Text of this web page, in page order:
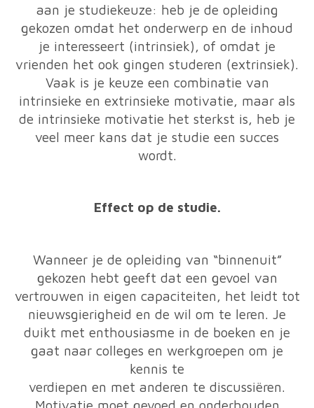
aan je studiekeuze: heb je de opleiding
gekozen omdat het onderwerp en de inhoud
je interesseert (intrinsiek), of omdat je
vrienden het ook gingen studeren (extrinsiek).
Vaak is je keuze een combinatie van
intrinsieke en extrinsieke motivatie, maar als
de intrinsieke motivatie het sterkst is, heb je
veel meer kans dat je studie een succes
wordt.
Effect op de studie.
Wanneer je de opleiding van “binnenuit”
gekozen hebt geeft dat een gevoel van
vertrouwen in eigen capaciteiten, het leidt tot
nieuwsgierigheid en de wil om te leren. Je
duikt met enthousiasme in de boeken en je
gaat naar colleges en werkgroepen om je
kennis te
verdiepen en met anderen te discussiëren.